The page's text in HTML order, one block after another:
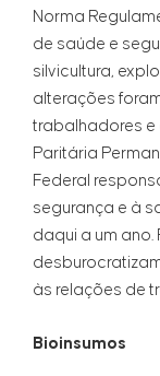
Norma
de saúde e
silvicultura,
alterações
trabalhadores e
Paritária
Federal
segurança e à
daqui a um ano.
às relações de
Bioinsumos